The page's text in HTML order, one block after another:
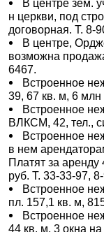
В центре зем.
н церкви, под
договорная. Т. 8-
В центре,
возможна
6467.
Встроенное
39, 67 кв. м, 6
Встроенное
ВЛКСМ, 42, тел.,
Встроенное
в нем
Платят за
руб. Т. 33-33-97,
Встроенное
пл. 157,1 кв. м,
Встроенное
44 кв. м, 3 окна